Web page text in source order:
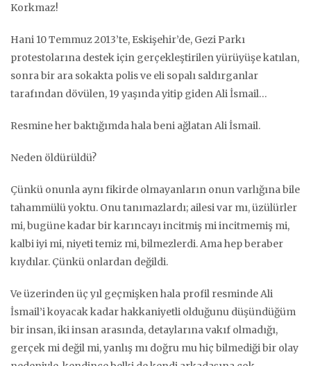
Korkmaz!
Hani 10 Temmuz 2013’te, Eskişehir’de, Gezi Parkı
protestolarına destek için gerçekleştirilen yürüyüşe katılan,
sonra bir ara sokakta polis ve eli sopalı saldırganlar
tarafından dövülen, 19 yaşında yitip giden Ali İsmail…
Resmine her baktığımda hala beni ağlatan Ali İsmail.
Neden öldürüldü?
Çünkü onunla aynı fikirde olmayanların onun varlığına bile
tahammülü yoktu. Onu tanımazlardı; ailesi var mı, üzülürler
mi, bugüne kadar bir karıncayı incitmiş mi incitmemiş mi,
kalbi iyi mi, niyeti temiz mi, bilmezlerdi. Ama hep beraber
kıydılar. Çünkü onlardan değildi.
Ve üzerinden üç yıl geçmişken hala profil resminde Ali
İsmail’i koyacak kadar hakkaniyetli olduğunu düşündüğüm
bir insan, iki insan arasında, detaylarına vakıf olmadığı,
gerçek mi değil mi, yanlış mı doğru mu hiç bilmediği bir olay